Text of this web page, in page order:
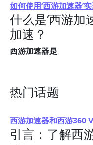
如何使用‘西游加速器’
什么是‘西游加
加速？
西游加速器是
热门话题
西游加速器和西游360
引言：了解西